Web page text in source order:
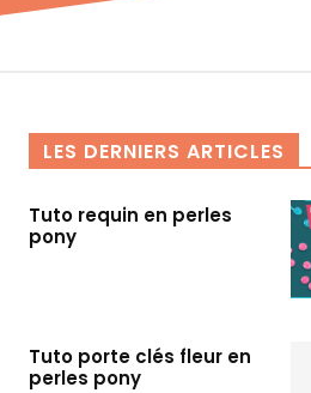
LES DERNIERS ARTICLES
Tuto requin en perles
pony
Tuto porte clés fleur en
perles pony